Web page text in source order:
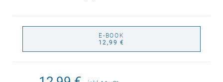
E-BOOK
12,99 €